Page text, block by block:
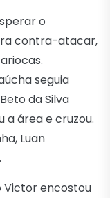
o
contra-atacar,
seguia
da Silva
a área e cruzou.
Luan
Victor encostou